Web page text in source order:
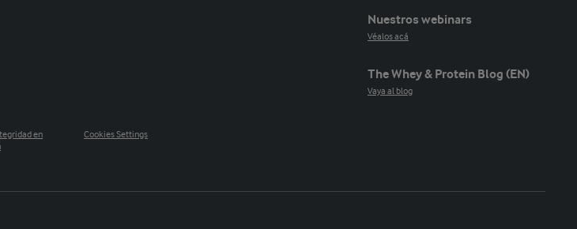
Nuestros webinars
Véalos acá
The Whey & Protein Blog (EN)
Vaya al blog
en
Cookies Settings